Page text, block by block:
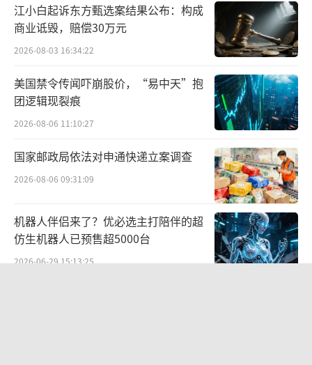
比增长17.3%；归属于上市公司股东的扣除非
经常性损益的净利润为71.2亿元，同比增长57
8.6%；经营活动产生的现金流量净额319.4亿
元，同比增长70.9%。
在2026年，作为销量和利润的支柱，上汽
着，在2026年，随着上汽大众的发力，上汽集
团的销量将迎来新的增长期。
上汽今年在市场端已经实现连续性的增
长，其中核心是随着全面深化改革的深入推
进，上汽正在构建更加灵活高效的运营体制机
江小白起诉东方甄选案结果公布：构成
商业诋毁，赔偿30万元
2026-08-03 16:34:22
美国禁令传闻吓崩股价，“易中天”抱
团逻辑现裂痕
2026-08-06 11:10:27
国家邮政局依法对申通快递立案调查
2026-08-06 09:31:09
机器人伴侣来了？优必选主打陪伴的超
仿生机器人已预售超5000台
2026-06-29 15:13:25